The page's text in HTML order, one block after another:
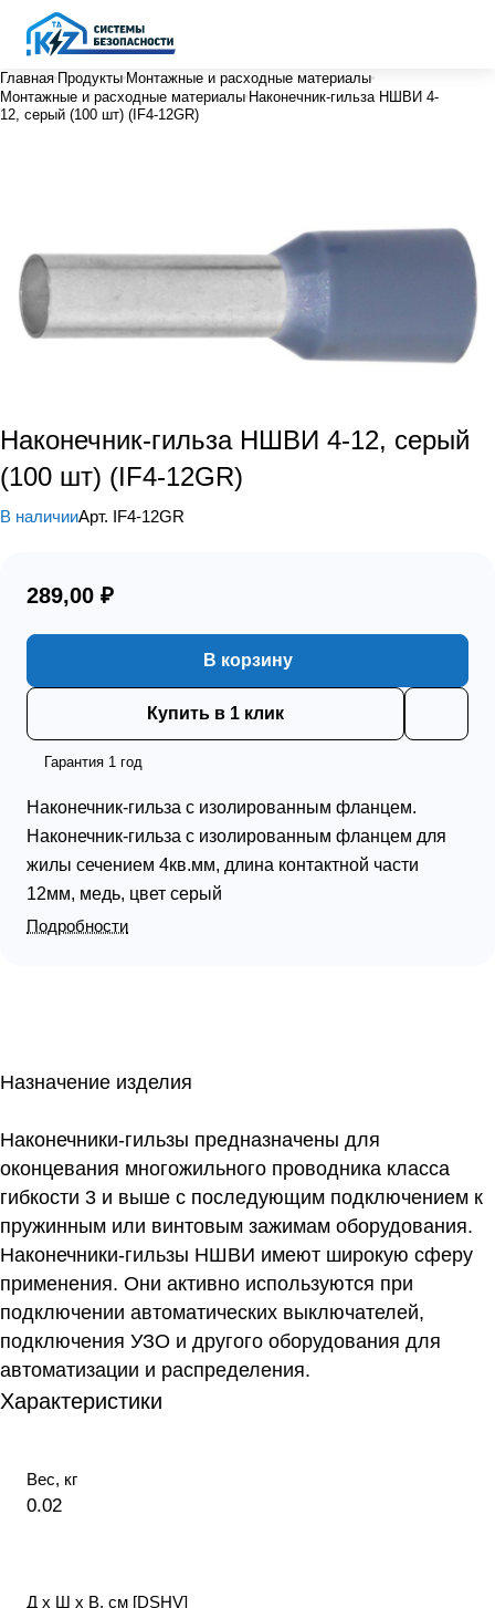
Главная Продукты Монтажные и расходные материалы
Монтажные и расходные материалы Наконечник-гильза НШВИ 4-
12, серый (100 шт) (IF4-12GR)
Наконечник-гильза НШВИ 4-12, серый
(100 шт) (IF4-12GR)
В наличииАрт. IF4-12GR
289,00 ₽
В корзину
Купить в 1 клик
Гарантия 1 год
Наконечник-гильза с изолированным фланцем.
Наконечник-гильза с изолированным фланцем для
жилы сечением 4кв.мм, длина контактной части
12мм, медь, цвет серый
Подробности
Назначение изделия
Наконечники-гильзы предназначены для
оконцевания многожильного проводника класса
гибкости 3 и выше с последующим подключением к
пружинным или винтовым зажимам оборудования.
Наконечники-гильзы НШВИ имеют широкую сферу
применения. Они активно используются при
подключении автоматических выключателей,
подключения УЗО и другого оборудования для
автоматизации и распределения.
Характеристики
Вес, кг
0.02
Д х Ш х В, см [DSHV]